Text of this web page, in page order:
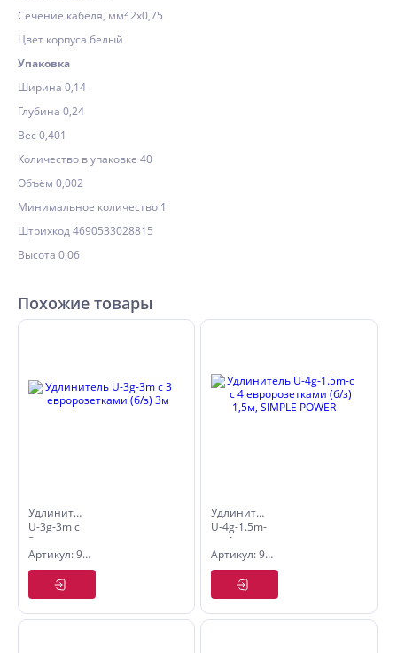
Сечение кабеля, мм² 2х0,75
Цвет корпуса белый
Упаковка
Ширина 0,14
Глубина 0,24
Вес 0,401
Количество в упаковке 40
Объём 0,002
Минимальное количество 1
Штрихкод 4690533028815
Высота 0,06
Похожие товары
Удлинитель
U-3g-3m с
3
евророзетками
(б/з) 3м
Артикул: 9534127
Удлинитель
U-4g-1.5m-
c с 4
евророзетками
(б/з) 1,5м,
SIMPLE
POWER
Артикул: 9534040